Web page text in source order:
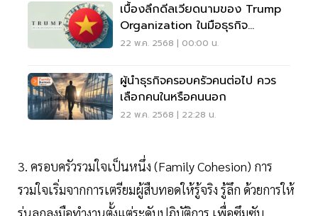
เบื้องลึกดีลเวียดนามของ Trump
Organization ในมือธุรกิจ
ครอบครัว
22 พ.ค. 2568 | 00:00 น.
ผู้นำธุรกิจครอบครัวคนต่อไป ควร
เลือกคนในหรือคนนอก
22 พ.ค. 2568 | 22:28 น.
3. ครอบครัวรวมใจเป็นหนึ่ง (Family Cohesion) การ
รวมใจเริ่มจากการเตรียมผู้สืบทอดให้รู้จริง รู้ลึก ด้วยการให้